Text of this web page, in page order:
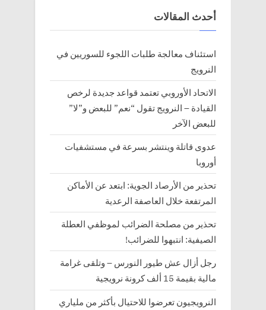
أحدث المقالات
استئناف معالجة طلبات اللجوء للسوريين في
النرويج
الاتحاد الأوروبي تعتمد قواعد جديدة لرخص
القيادة – النرويج تقول “نعم” للبعض و”لا”
للبعض الآخر
عدوى قاتلة وينتشر بسرعة في مستشفيات
أوروبا
تحذير من الأرصاد الجوية: ابتعد عن الأماكن
المرتفعة خلال العاصفة الرعدية
تحذير من مصلحة الضرائب لموظفي العطلة
الصيفية: انتبهوا للضرائب!
رجل أزال عش طيور النورس – وتلقى غرامة
مالية بقيمة 15 ألف كرونة نرويجية
النرويجيون تعرضوا للاحتيال بأكثر من ملياري